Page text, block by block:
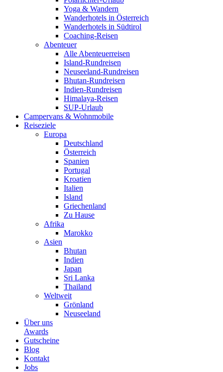
Yoga & Wandern
Wanderhotels in Österreich
Wanderhotels in Südtirol
Coaching-Reisen
Abenteuer
Alle Abenteuerreisen
Island-Rundreisen
Neuseeland-Rundreisen
Bhutan-Rundreisen
Indien-Rundreisen
Himalaya-Reisen
SUP-Urlaub
Campervans & Wohnmobile
Reiseziele
Europa
Deutschland
Österreich
Spanien
Portugal
Kroatien
Italien
Island
Griechenland
Zu Hause
Afrika
Marokko
Asien
Bhutan
Indien
Japan
Sri Lanka
Thailand
Weltweit
Grönland
Neuseeland
Über uns
Awards
Gutscheine
Blog
Kontakt
Jobs